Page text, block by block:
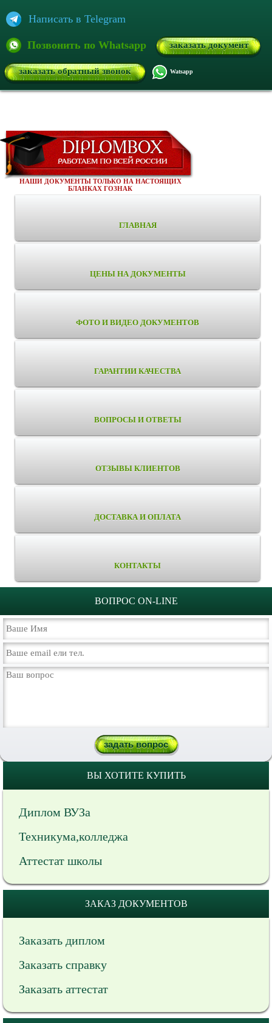
Написать в Telegram
Позвонить по Whatsapp заказать документ
заказать обратный звонок Watsapp
НАШИ ДОКУМЕНТЫ ТОЛЬКО НА НАСТОЯЩИХ
БЛАНКАХ ГОЗНАК
ГЛАВНАЯ
ЦЕНЫ НА ДОКУМЕНТЫ
ФОТО И ВИДЕО ДОКУМЕНТОВ
ГАРАНТИИ КАЧЕСТВА
ВОПРОСЫ И ОТВЕТЫ
ОТЗЫВЫ КЛИЕНТОВ
ДОСТАВКА И ОПЛАТА
КОНТАКТЫ
ВОПРОС ON-LINE
ВЫ ХОТИТЕ КУПИТЬ
Диплом ВУЗа
Техникума,колледжа
Аттестат школы
ЗАКАЗ ДОКУМЕНТОВ
Заказать диплом
Заказать справку
Заказать аттестат